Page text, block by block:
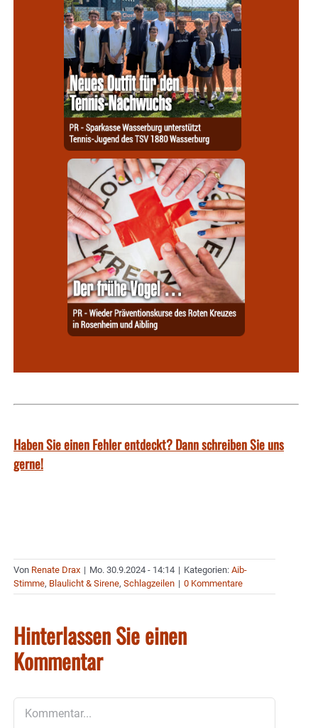
Haben Sie einen Fehler entdeckt? Dann schreiben Sie uns
gerne!
Von Renate Drax | Mo. 30.9.2024 - 14:14 | Kategorien: Aib-
Stimme, Blaulicht & Sirene, Schlagzeilen | 0 Kommentare
Hinterlassen Sie einen
Kommentar